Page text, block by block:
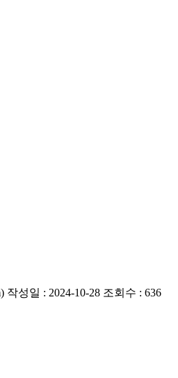
작성일 : 2024-10-28 조회수 : 636